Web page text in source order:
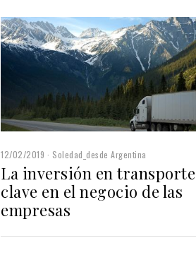
12/02/2019 Soledad_desde Argentina
La inversión en
clave en el negocio de las
empresas